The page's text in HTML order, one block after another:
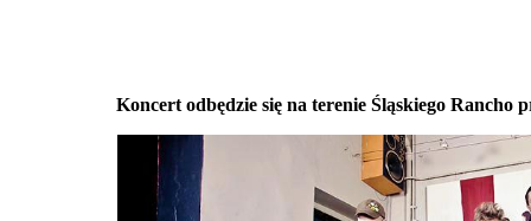
Koncert odbędzie się na terenie Śląskiego Rancho